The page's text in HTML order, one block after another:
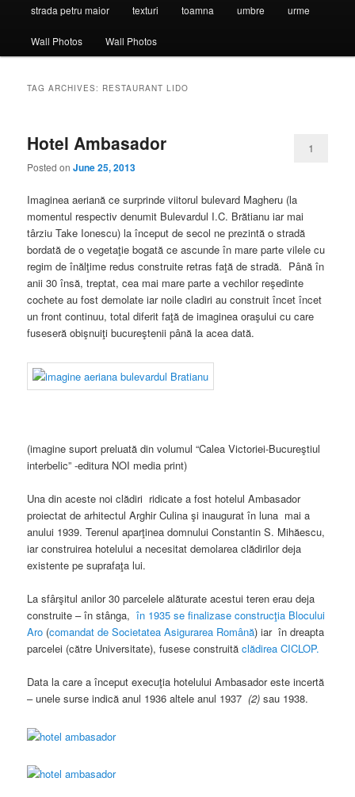
strada petru maior texturi toamna umbre urme
Wall Photos Wall Photos
TAG ARCHIVES: RESTAURANT LIDO
Hotel Ambasador
Posted onJune 25, 2013
1
Imaginea aeriană ce surprinde viitorul bulevard Magheru (la
momentul respectiv denumit Bulevardul I.C. Brătianu iar mai
târziu Take Ionescu) la început de secol ne prezintă o stradă
bordată de o vegetaţie bogată ce ascunde în mare parte vilele cu
regim de înălţime redus construite retras faţă de stradă. Până în
anii 30 însă, treptat, cea mai mare parte a vechilor reşedinte
cochete au fost demolate iar noile cladiri au construit încet încet
un front continuu, total diferit faţă de imaginea oraşului cu care
fuseseră obişnuiţi bucureştenii până la acea dată.
(imagine suport preluată din volumul “Calea Victoriei-Bucureştiul
interbelic” -editura NOI media print)
Una din aceste noi clădiri ridicate a fost hotelul Ambasador
proiectat de arhitectul Arghir Culina şi inaugurat în luna mai a
anului 1939. Terenul aparţinea domnului Constantin S. Mihăescu,
iar construirea hotelului a necesitat demolarea clădirilor deja
existente pe suprafaţa lui.
La sfârşitul anilor 30 parcelele alăturate acestui teren erau deja
construite – în stânga, în 1935 se finalizase construcţia Blocului
Aro (comandat de Societatea Asigurarea Română) iar în dreapta
parcelei (către Universitate), fusese construită clădirea CICLOP.
Data la care a început execuţia hotelului Ambasador este incertă
– unele surse indică anul 1936 altele anul 1937(2) sau 1938.